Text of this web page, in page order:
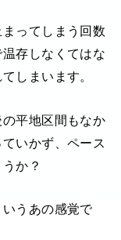
ってしまう回数
存しなくてはな
しまいます。
平地区間もなか
いかず、ペース
か？
うあの感覚で